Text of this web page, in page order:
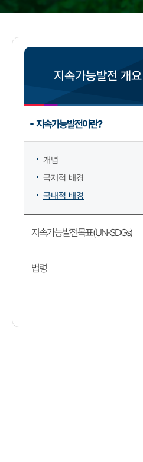
지속가능발전 개요
지속가능발전이란?
개념
국제적 배경
국내적 배경
지속가능발전목표(UN-SDGs)
법령